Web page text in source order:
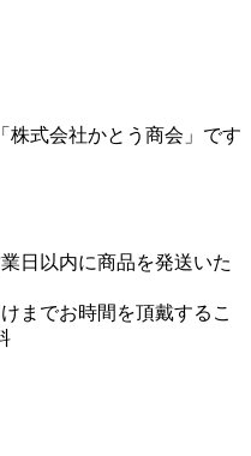
株式会社かとう商会」です
日以内に商品を発送いた
までお時間を頂戴するこ